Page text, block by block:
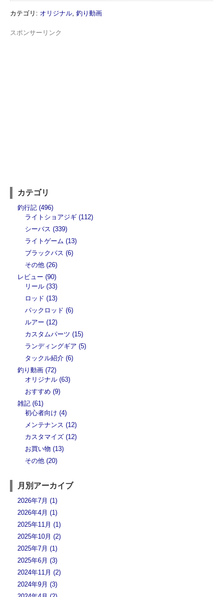
カテゴリ : オリジナル, 釣り動画
スポンサーリンク
カテゴリ
釣行記 (496)
ライトショアジギ (112)
シーバス (339)
ライトゲーム (13)
ブラックバス (6)
その他 (26)
レビュー (90)
リール (33)
ロッド (13)
パックロッド (6)
ルアー (12)
カスタムパーツ (15)
ランディングギア (5)
タックル紹介 (6)
釣り動画 (72)
オリジナル (63)
おすすめ (9)
雑記 (61)
初心者向け (4)
メンテナンス (12)
カスタマイズ (12)
お買い物 (13)
その他 (20)
月別アーカイブ
2026年7月 (1)
2026年4月 (1)
2025年11月 (1)
2025年10月 (2)
2025年7月 (1)
2025年6月 (3)
2024年11月 (2)
2024年9月 (3)